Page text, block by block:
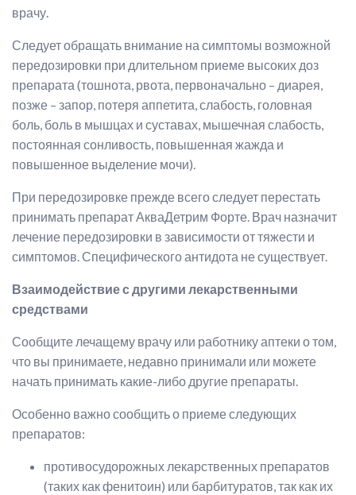
врачу.
Следует обращать внимание на симптомы возможной
передозировки при длительном приеме высоких доз
препарата (тошнота, рвота, первоначально – диарея,
позже – запор, потеря аппетита, слабость, головная
боль, боль в мышцах и суставах, мышечная слабость,
постоянная сонливость, повышенная жажда и
повышенное выделение мочи).
При передозировке прежде всего следует перестать
принимать препарат АкваДетрим Форте. Врач назначит
лечение передозировки в зависимости от тяжести и
симптомов. Специфического антидота не существует.
Взаимодействие с другими лекарственными
средствами
Сообщите лечащему врачу или работнику аптеки о том,
что вы принимаете, недавно принимали или можете
начать принимать какие-либо другие препараты.
Особенно важно сообщить о приеме следующих
препаратов:
противосудорожных лекарственных препаратов
(таких как фенитоин) или барбитуратов, так как их